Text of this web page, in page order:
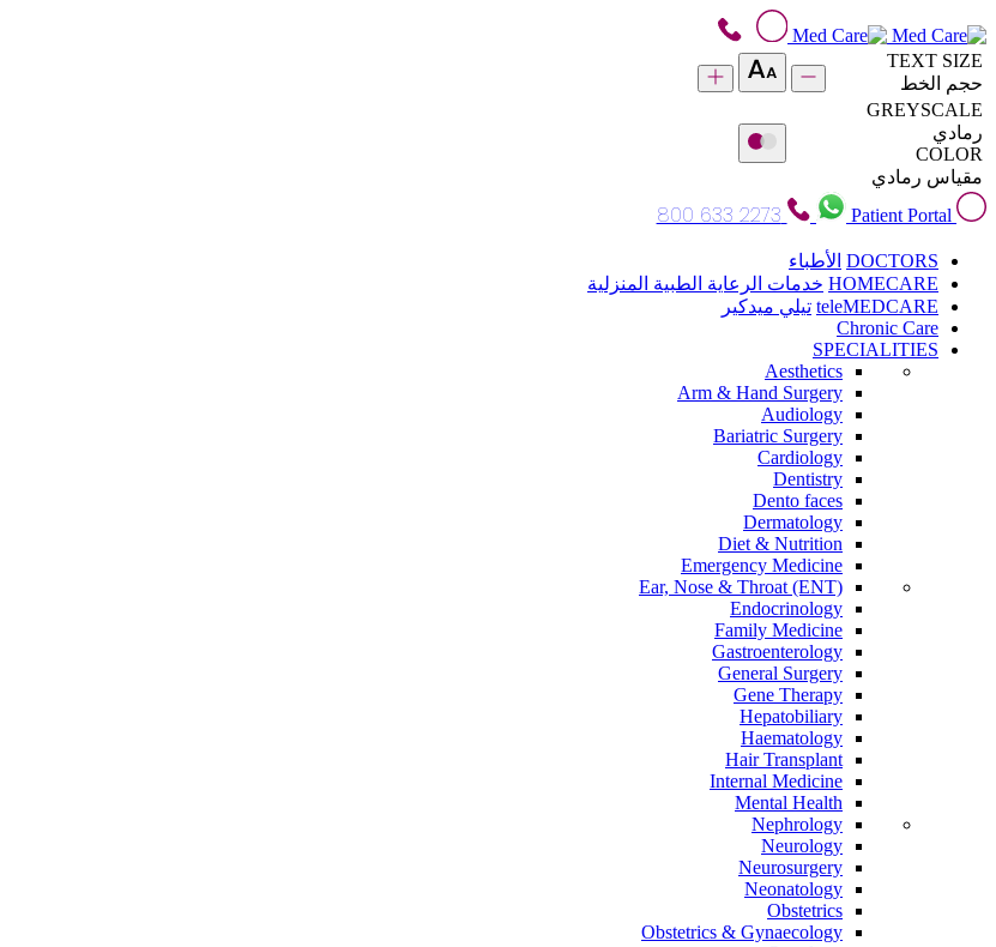
TEXT SIZE
حجم الخط
GREYSCALE
رمادي
COLOR
مقياس رمادي
Patient Portal
800 633 2273
DOCTORS الأطباء
HOMECARE خدمات الرعاية الطبية المنزلية
teleMEDCARE تيلي ميدكير
Chronic Care
SPECIALITIES
Aesthetics
Arm & Hand Surgery
Audiology
Bariatric Surgery
Cardiology
Dentistry
Dento faces
Dermatology
Diet & Nutrition
Emergency Medicine
Ear, Nose & Throat (ENT)
Endocrinology
Family Medicine
Gastroenterology
General Surgery
Gene Therapy
Hepatobiliary
Haematology
Hair Transplant
Internal Medicine
Mental Health
Nephrology
Neurology
Neurosurgery
Neonatology
Obstetrics
Obstetrics & Gynaecology